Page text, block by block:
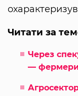
Читати за
Через
—